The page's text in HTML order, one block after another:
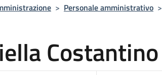
> Personale amministrativo >
Costantino